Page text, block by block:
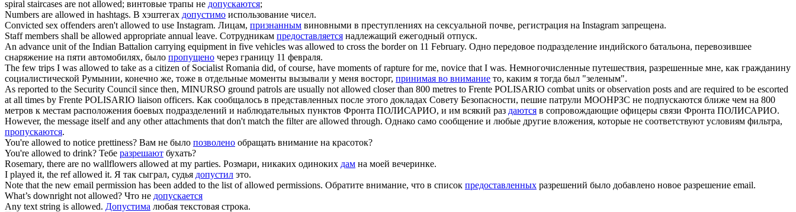
spiral staircases are not allowed; винтовые трапы не допускаются;
Numbers are allowed in hashtags. В хэштегах допустимо использование чисел.
Convicted sex offenders aren't allowed to use Instagram. Лицам, признанным виновными в преступлениях на сексуальной почве, регистрация на Instagram запрещена.
Staff members shall be allowed appropriate annual leave. Сотрудникам предоставляется надлежащий ежегодный отпуск.
An advance unit of the Indian Battalion carrying equipment in five vehicles was allowed to cross the border on 11 February. Одно передовое подразделение индийского батальона, перевозившее
снаряжение на пяти автомобилях, было пропущено через границу 11 февраля.
The few trips I was allowed to take as a citizen of Socialist Romania did, of course, have moments of rapture for me, novice that I was. Немногочисленные путешествия, разрешенные мне, как гражданину
социалистической Румынии, конечно же, тоже в отдельные моменты вызывали у меня восторг, принимая во внимание то, каким я тогда был "зеленым".
As reported to the Security Council since then, MINURSO ground patrols are usually not allowed closer than 800 metres to Frente POLISARIO combat units or observation posts and are required to be escorted
at all times by Frente POLISARIO liaison officers. Как сообщалось в представленных после этого докладах Совету Безопасности, пешие патрули МООНРЗС не подпускаются ближе чем на 800
метров к местам расположения боевых подразделений и наблюдательных пунктов Фронта ПОЛИСАРИО, и им всякий раз даются в сопровождающие офицеры связи Фронта ПОЛИСАРИО.
However, the message itself and any other attachments that don't match the filter are allowed through. Однако само сообщение и любые другие вложения, которые не соответствуют условиям фильтра,
пропускаются.
You're allowed to notice prettiness? Вам не было позволено обращать внимание на красоток?
You're allowed to drink? Тебе разрешают бухать?
Rosemary, there are no wallflowers allowed at my parties. Розмари, никаких одиноких дам на моей вечеринке.
I played it, the refallowed it. Я так сыграл, судья допустил это.
Note that the new email permission has been added to the list ofallowed permissions. Обратите внимание, что в список предоставленных разрешений было добавлено новое разрешение email.
What’s downright not allowed? Что не допускается
Any text string is allowed. Допустима любая текстовая строка.